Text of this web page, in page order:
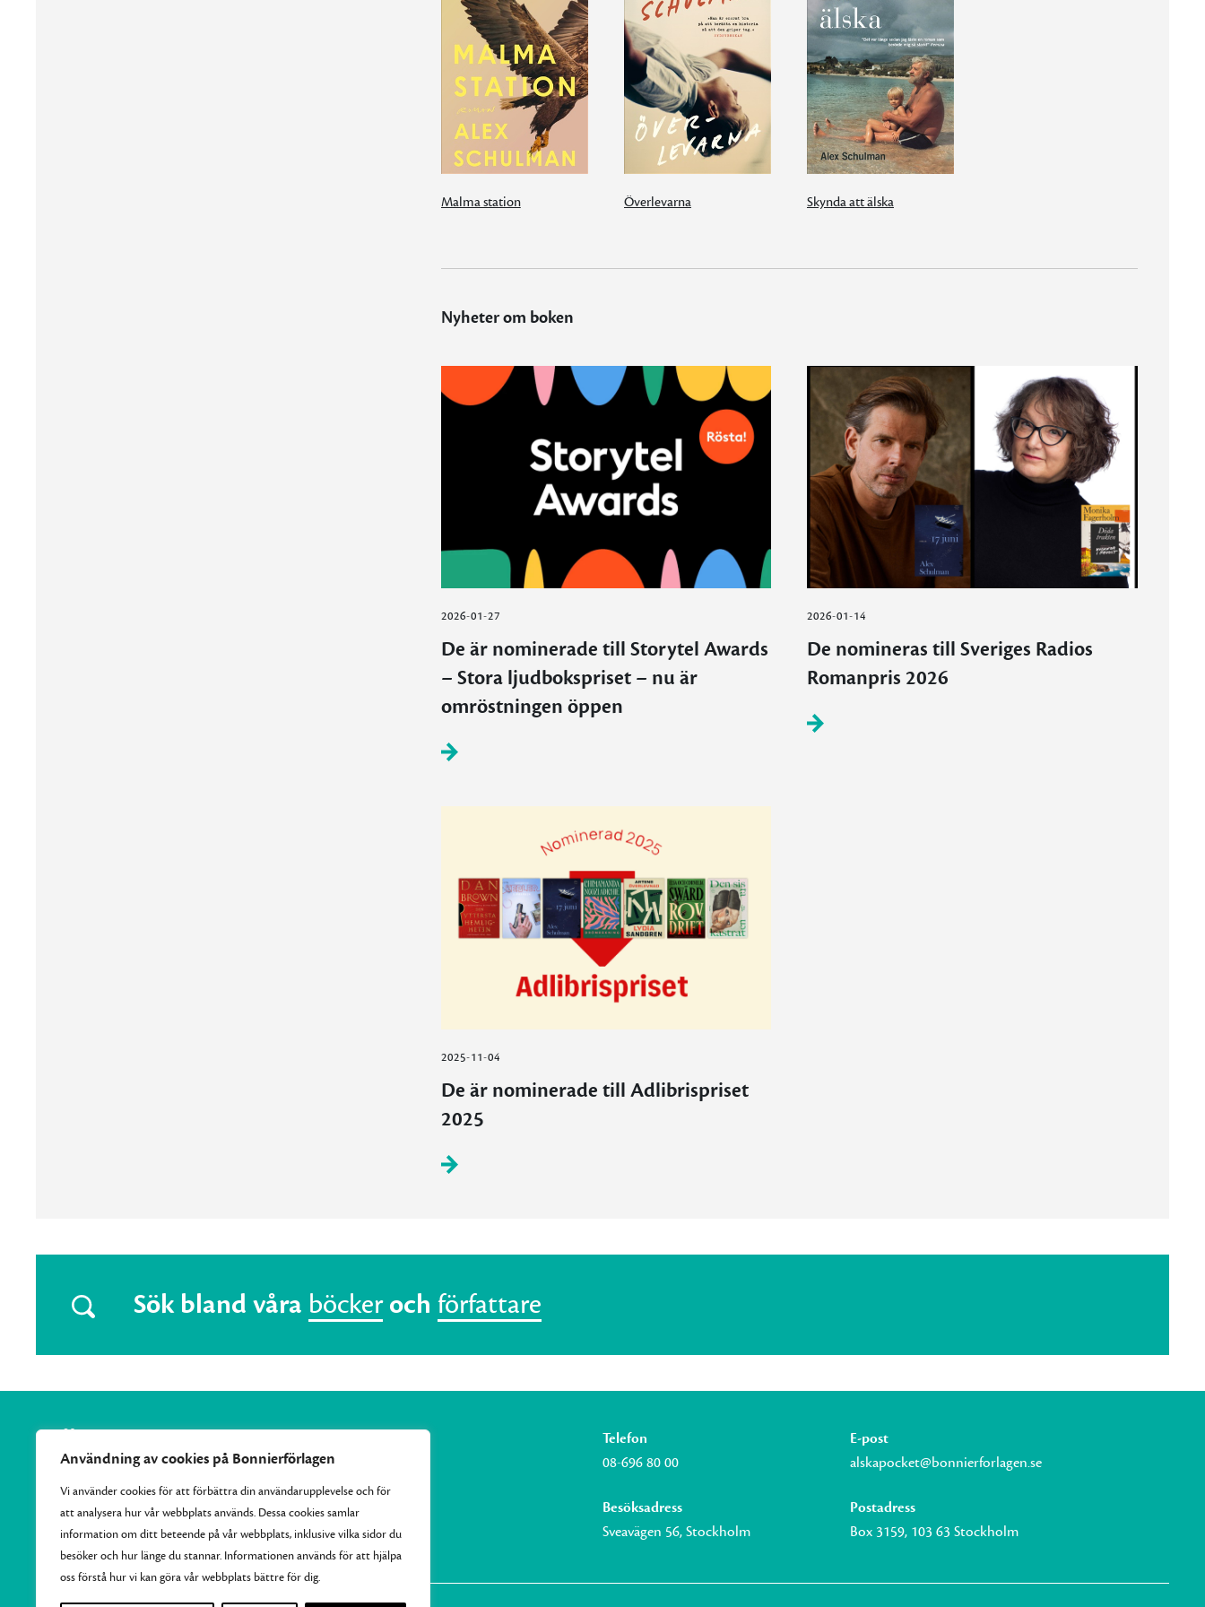
Användning av cookies på Bonnierförlagen
Vi använder cookies för att förbättra din användarupplevelse och för
att analysera hur vår webbplats används. Dessa cookies samlar
information om ditt beteende på vår webbplats, inklusive vilka sidor du
besöker och hur länge du stannar. Informationen används för att hjälpa
oss förstå hur vi kan göra vår webbplats bättre för dig.
Malma station Överlevarna Skynda att älska
Nyheter om boken
2026-01-27
De är nominerade till Storytel Awards
– Stora ljudbokspriset – nu är
omröstningen öppen
2026-01-14
De nomineras till Sveriges Radios
Romanpris 2026
2025-11-04
De är nominerade till Adlibrispriset
2025
Sök bland våra böcker och författare
Vi samlar Bonnierförlagens pocketutgivning och ger varje
månad ut 10–15 nya efterlängtade titlar.
Telefon
08-696 80 00
E-post
alskapocket@bonnierforlagen.se
Besöksadress
Sveavägen 56, Stockholm
Postadress
Box 3159, 103 63 Stockholm